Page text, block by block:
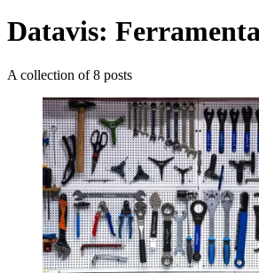
Datavis:
A collection of 8 posts